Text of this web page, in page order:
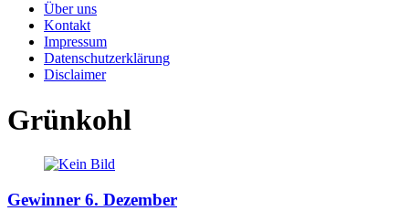
Über uns
Kontakt
Impressum
Datenschutzerklärung
Disclaimer
Grünkohl
Gewinner 6. Dezember